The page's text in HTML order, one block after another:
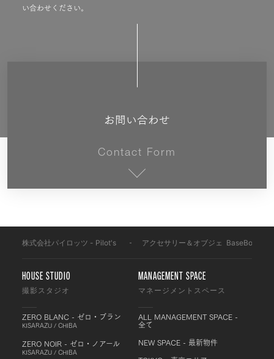
い合わせください。
お問い合わせ
Contact Form
株式会社パイロッツ - Pilot's アクセサリー＆オブジェ BaseBoard
HOUSE STUDIO
撮影スタジオ
ZERO BLANC - ゼロ・ブラン
KISARAZU / CHIBA
ZERO NOIR - ゼロ・ノアール
KISARAZU / CHIBA
MANAGEMENT SPACE
マネージメントスペース
ALL MANAGEMENT SPACE -
全て
NEW SPACE - 最新物件